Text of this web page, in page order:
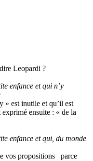
Leopardi ?
enfance et qui n’y
» est inutile et qu’il est
ensuite : « de la
enfance et qui, du monde
vos propositions parce